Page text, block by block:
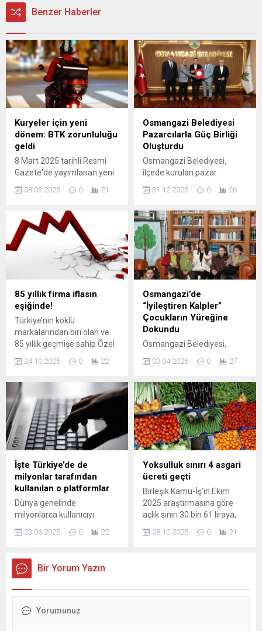
Benzer Haberler
Kuryeler için yeni
dönem: BTK zorunluluğu
geldi
8 Mart 2025 tarihli Resmi
Gazete'de yayımlanan yeni
düzenlemeyle, dijital
platformlarda sunulan hızlı
sektörü kapsamına alındı.
Ulaştırma ve Altyapı Bakanı
Abdulkadir Uraloğlu,
düzenlemenin, hizmet
kalitesini artırmayı ve
tüketici memnuniyetini
güvence altına almayı
hedeflediğini belirtti. Yeni
düzenleme ile kuryelerin
çalışma saatleri BTK'ya
bildirilecek ve denetimle
şikayet yönetimi süreçleri...
08.03.2025 0 21
Osmangazi Belediyesi
Pazarcılarla Güç Birliği
Oluşturdu
Osmangazi Belediyesi,
ilçede kurulan pazar
yerlerinde vatandaşlara
daha kaliteli hizmet
Seyyar Pazarcılar Odası ile
ortak bir protokole imza attı.
Osmangazi’de yaşayan
vatandaşlara 7/24 daha
nitelikli hizmet sunmayı
hedefleyen Osmangazi
Belediyesi, pazar
yerlerindeki hizmet kalitesini
artırmak amacıyla Bursa
Seyyar Pazarcılar Odası ile
Belediye Başkanı...
31.12.2025 0 26
85 yıllık firma iflasın
eşiğinde!
Türkiye’nin köklü
markalarından biri olan ve
85 yıllık geçmişe sahip Özel
aşamayınca konkordato ilan
Ticaret Mahkemesi, şirketin
başvurusunu
değerlendirerek üç aylık iflas
koruma kararı verdi ...
24.10.2025 0 22
Osmangazi’de
“İyileştiren Kalpler”
Çocukların Yüreğine
Dokundu
Osmangazi Belediyesi,
çocukların yalnızca
zamanda duygusal ve
sosyal gelişimlerine de katkı
sunmayı sürdürüyor.
“İyileştiren Kalpler Atölyesi”
ile çocukların iç dünyalarına
dokunan Osmangazi
Belediyesi, sevgi, paylaşım
ve farkındalık temelli
çalışmalarla geleceğin
bireylerine güçlü bir
rehberlik sunuyor.
Osmangazi Belediyesi,
Kütüphaneler Haftası
03.04.2026 0 27
İşte Türkiye’de de
milyonlar tarafından
kullanılan o platformlar
Dünya genelinde
milyonlarca kullanıcıyı
etkileyen dev veri sızıntısı
büyük paniğe neden oldu.
kullanılan birçok dijital
platform da listede yer
edin!
23.06.2025 0 22
Yoksulluk sınırı 4 asgari
ücreti geçti
Birleşik Kamu-İş’in Ekim
2025 araştırmasına göre
açlık sınırı 30 bin 61 liraya,
yoksulluk sınırı 92 bin 238
liraya çıktı. Açlık sınırı asgari
28.10.2025 0 21
Bir Yorum Yazın